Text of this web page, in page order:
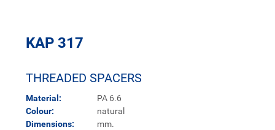
KAP 317
THREADED SPACERS
Material:
PA 6.6
Colour:
natural
Dimensions:
mm.